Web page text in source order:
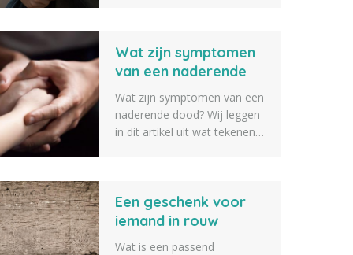
helpen. Wij hebben daarom
een lijst opgesteld met 10
hierbij te helpen.
Wat zijn symptomen
van een naderende
dood?
Wat zijn symptomen van een
naderende dood? Wij leggen
in dit artikel uit wat tekenen
naaste iets beter wat er gaat
gebeuren als iemand op
Een geschenk voor
iemand in rouw
Wat is een passend